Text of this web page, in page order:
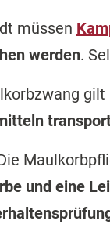
müssen
werden.
und eine